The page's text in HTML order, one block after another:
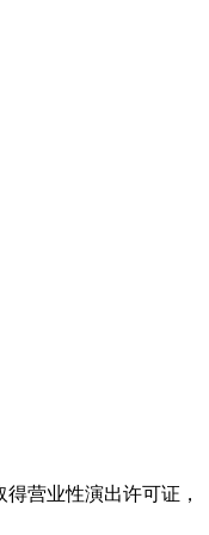
营业性演出许可证，